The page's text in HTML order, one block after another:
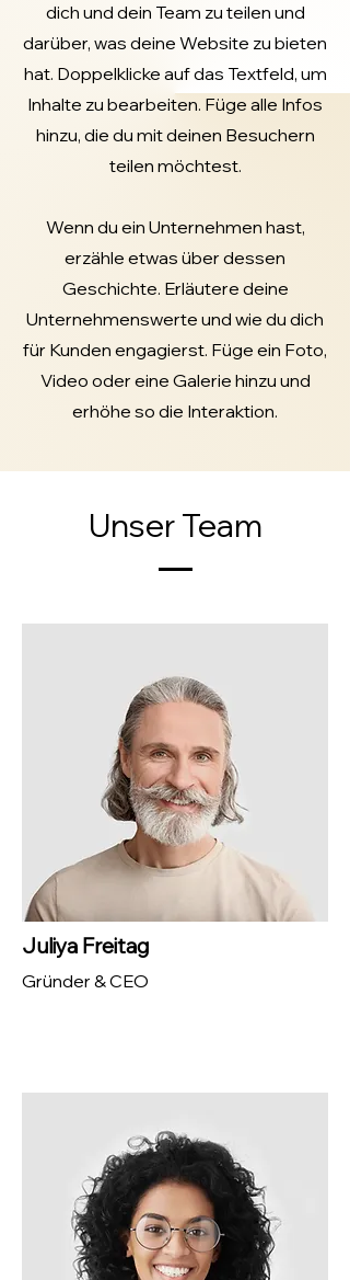
dich und dein Team zu teilen und
darüber, was deine Website zu bieten
hat. Doppelklicke auf das Textfeld, um
Inhalte zu bearbeiten. Füge alle Infos
hinzu, die du mit deinen Besuchern
teilen möchtest.
Wenn du ein Unternehmen hast,
erzähle etwas über dessen
Geschichte. Erläutere deine
Unternehmenswerte und wie du dich
für Kunden engagierst. Füge ein Foto,
Video oder eine Galerie hinzu und
erhöhe so die Interaktion.
Unser Team
Juliya Freitag
Gründer & CEO